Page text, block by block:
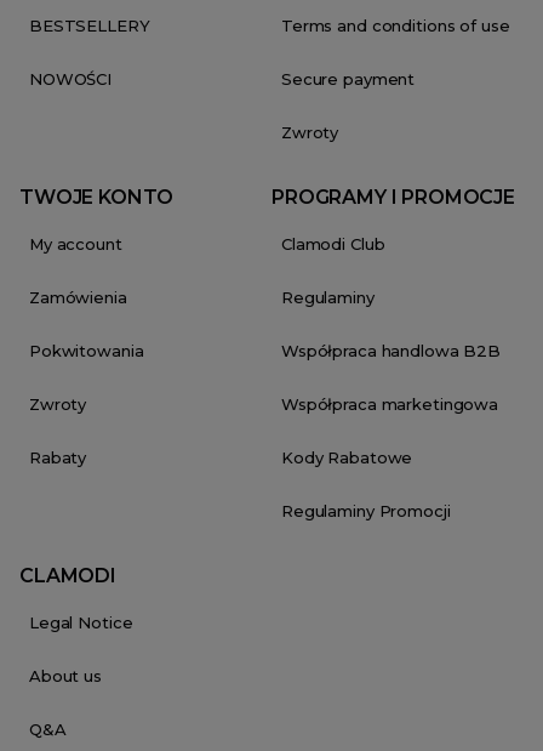
BESTSELLERY
NOWOŚCI
Terms and conditions of use
Secure payment
Zwroty
TWOJE KONTO
My account
Zamówienia
Pokwitowania
Zwroty
Rabaty
PROGRAMY I PROMOCJE
Clamodi Club
Regulaminy
Współpraca handlowa B2B
Współpraca marketingowa
Kody Rabatowe
Regulaminy Promocji
CLAMODI
Legal Notice
About us
Q&A